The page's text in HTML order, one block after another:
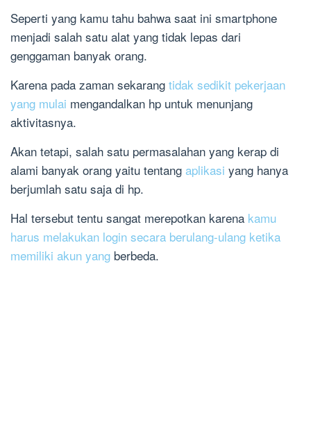
Seperti yang kamu tahu bahwa saat ini smartphone
menjadi salah satu alat yang tidak lepas dari
genggaman banyak orang.
Karena pada zaman sekarang tidak sedikit pekerjaan
yang mulai mengandalkan hp untuk menunjang
aktivitasnya.
Akan tetapi, salah satu permasalahan yang kerap di
alami banyak orang yaitu tentang aplikasi yang hanya
berjumlah satu saja di hp.
Hal tersebut tentu sangat merepotkan karena kamu
harus melakukan login secara berulang-ulang ketika
memiliki akun yang berbeda.